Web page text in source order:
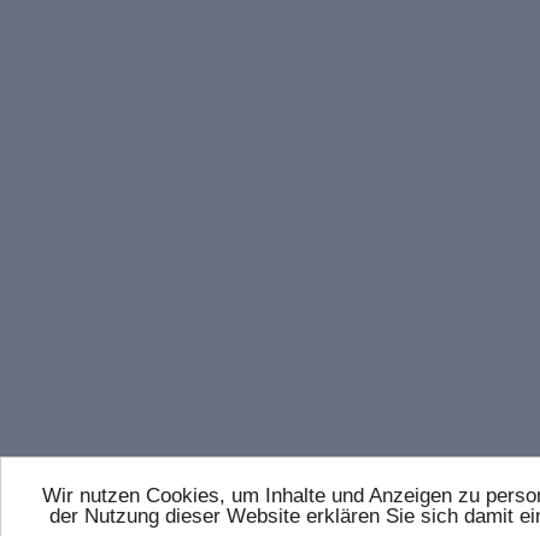
Wir nutzen Cookies, um Inhalte und Anzeigen zu
der Nutzung dieser Website erklären Sie sich damit